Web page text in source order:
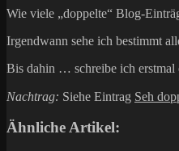
Wie viele „doppelte“ Blog-
Irgendwann sehe ich bestimmt
Bis dahin … schreibe ich erstmal
Nachtrag: Siehe Eintrag Seh
Ähnliche Artikel: